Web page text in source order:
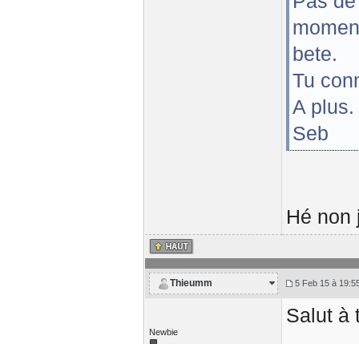
bete.
Tu
A plus.
Seb
Hé non
Thieumm 5 Feb 15 à
Newbie
Salut à